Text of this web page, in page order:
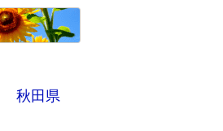
秋田県